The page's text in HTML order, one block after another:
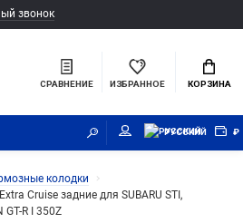
звонок
СРАВНЕНИЕ ИЗБРАННОЕ КОРЗИНА
РУССКИЙ ₽
колодки
Cruise задние для SUBARU STI,
GT-R I 350Z